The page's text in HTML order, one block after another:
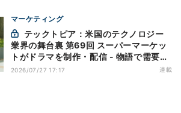
マーケティング
業界の舞台裏 第69回 スーパーマーケッ
トがドラマを制作・配信 - 物語で需要を
演出する小売メディア
2026/07/27 17:17 連載